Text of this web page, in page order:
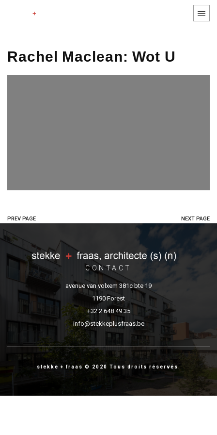
+
Rachel Maclean: Wot U
PREV PAGE NEXT PAGE
CONTACT
avenue van volxem 381c bte 19
1190 Forest
+32 2 648 49 35
info@stekkeplusfraas.be
stekke + fraas © 2020 Tous droits réservés.